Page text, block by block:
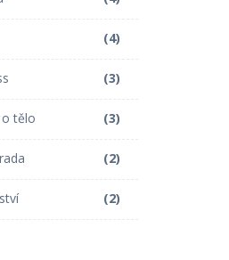
(4)
(3)
tělo (3)
(2)
(2)